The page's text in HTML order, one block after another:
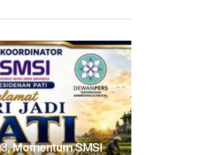
Momentum SMSI